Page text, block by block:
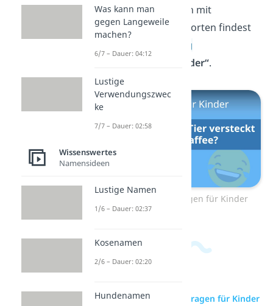
Lachen. Lustige Fragen mit
überraschenden Antworten findest
Beitrag
„Scherzfragen für Kinder“.
Zum Video: Scherzfragen für Kinder
zur Videoseite: Rätselfragen für Kinder
Was kann man
gegen Langeweile
machen?
6/7 – Dauer: 04:12
Lustige
Verwendungszwec
ke
7/7 – Dauer: 02:58
Wissenswertes
Namensideen
Lustige Namen
1/6 – Dauer: 02:37
Kosenamen
2/6 – Dauer: 02:20
Hundenamen